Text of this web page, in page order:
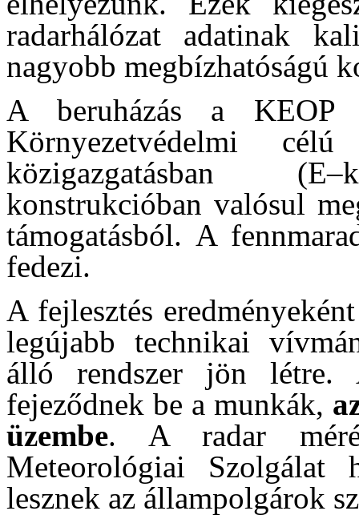
radarhálózat adatinak
nagyobb megbízhatóságú
A beruházás a KEOP
Környezetvédelmi
közigazgatásban
konstrukcióban valósul
támogatásból. A
fedezi.
A fejlesztés
legújabb technikai
álló rendszer jön létre.
fejeződnek be a munkák,
üzembe. A radar
Meteorológiai Szolgálat
lesznek az állampolgárok